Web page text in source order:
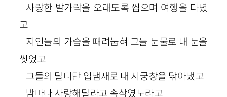
사랑한 발가락을 오래도록 씹으며 여행을 다녔
고
지인들의 가슴을 때려눕혀 그들 눈물로 내 눈을
씻었고
그들의 달디단 입냄새로 내 시궁창을 닦아냈고
밤마다 사랑해달라고 속삭였노라고